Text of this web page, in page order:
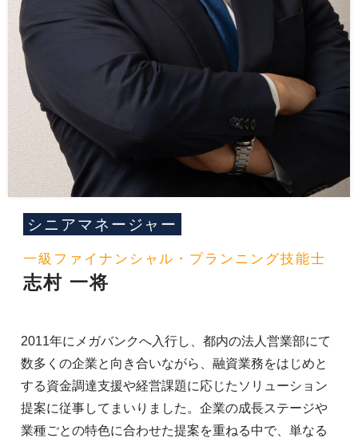
シニアマネージャー
一級ファイナンシャル・プランニング技能士
志村 一将
2011年にメガバンクへ入行し、都内の法人営業部にて
数多くの企業と向き合いながら、融資業務をはじめと
する資金調達支援や経営課題に応じたソリューション
提案に従事してまいりました。企業の成長ステージや
業種ごとの特色に合わせた提案を重ねる中で、単なる